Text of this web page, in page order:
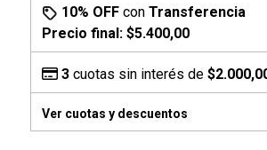
10% OFFcon Transferencia
Precio final: $5.400,00
3cuotas sin interés de
Ver cuotas y descuentos